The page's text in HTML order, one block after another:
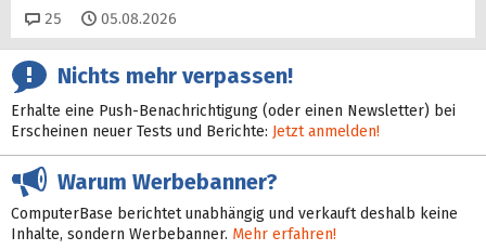
25 Kommentare
05.08.2026
Nichts mehr verpassen!
Erhalte eine Push-Benachrichtigung (oder einen Newsletter) bei
Erscheinen neuer Tests und Berichte: Jetzt anmelden!
Warum Werbebanner?
ComputerBase berichtet unabhängig und verkauft deshalb keine
Inhalte, sondern Werbebanner. Mehr erfahren!